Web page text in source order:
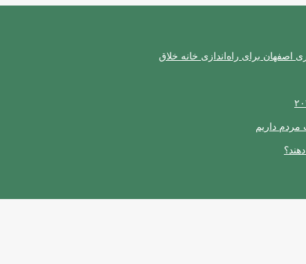
اصفهان برای راه‌اندازی خانه خلاق
مردم داریم